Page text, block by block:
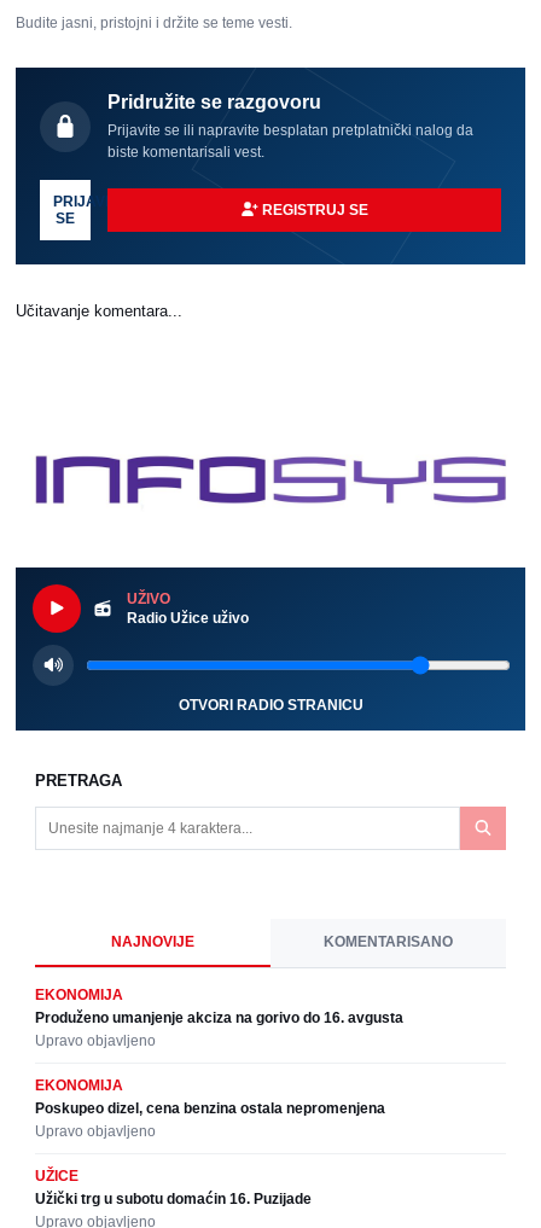
Budite jasni, pristojni i držite se teme vesti.
Pridružite se razgovoru
Prijavite se ili napravite besplatan pretplatnički nalog da
biste komentarisali vest.
PRIJAVI
SE
REGISTRUJ SE
Učitavanje komentara...
UŽIVO
Radio Užice uživo
OTVORI RADIO STRANICU
PRETRAGA
NAJNOVIJE KOMENTARISANO
EKONOMIJA
Produženo umanjenje akciza na gorivo do 16. avgusta
Upravo objavljeno
EKONOMIJA
Poskupeo dizel, cena benzina ostala nepromenjena
Upravo objavljeno
UŽICE
Užički trg u subotu domaćin 16. Puzijade
Upravo objavljeno